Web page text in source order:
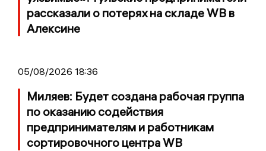
рассказали о потерях на складе WB в
Алексине
05/08/2026 18:36
Миляев: Будет создана рабочая группа
по оказанию содействия
предпринимателям и работникам
сортировочного центра WB